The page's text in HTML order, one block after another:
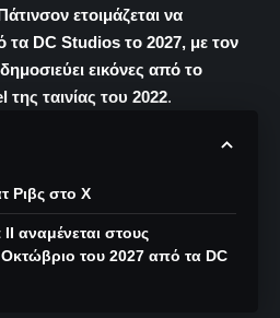
ετοιμάζεται να
τα DC Studios το 2027, με τον
εικόνες από το
ταινίας του 2022.
Ριβς στο Χ
αναμένεται στους
του 2027 από τα DC